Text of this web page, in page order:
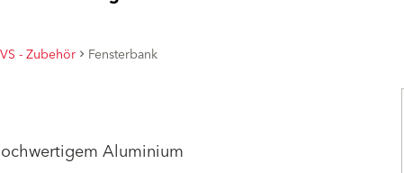
- Zubehör Fensterbank
Aluminium